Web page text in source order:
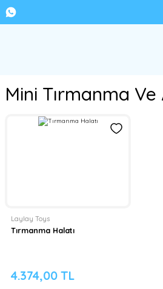
Mini Tırmanma
Laylay Toys
Tırmanma Halatı
4.374,00 TL